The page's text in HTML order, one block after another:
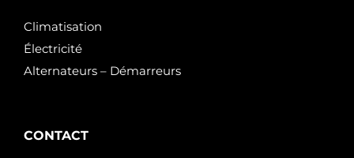
Climatisation
Électricité
Alternateurs – Démarreurs
CONTACT